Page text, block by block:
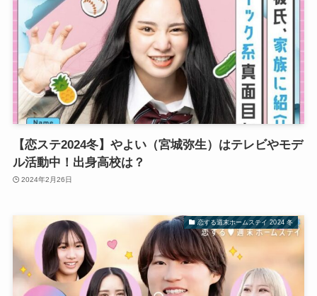
【恋ステ2024冬】やよい（宮城弥生）はテレビやモデ
ル活動中！出身高校は？
2024年2月26日
恋する週末ホームステイ 2024 冬